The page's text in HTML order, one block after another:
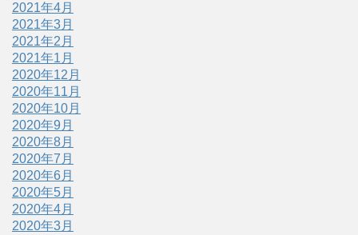
2021年4月
2021年3月
2021年2月
2021年1月
2020年12月
2020年11月
2020年10月
2020年9月
2020年8月
2020年7月
2020年6月
2020年5月
2020年4月
2020年3月